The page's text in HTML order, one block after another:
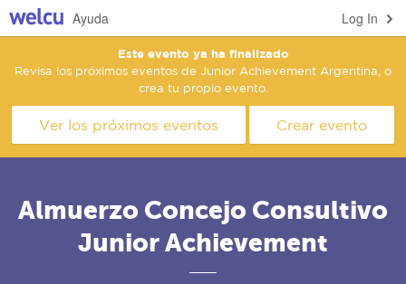
Log In
Ayuda
Este evento ya ha finalizado
Revisa los próximos eventos de Junior Achievement Argentina, o
crea tu propio evento.
Ver los próximos eventos Crear evento
Almuerzo Concejo Consultivo
Junior Achievement